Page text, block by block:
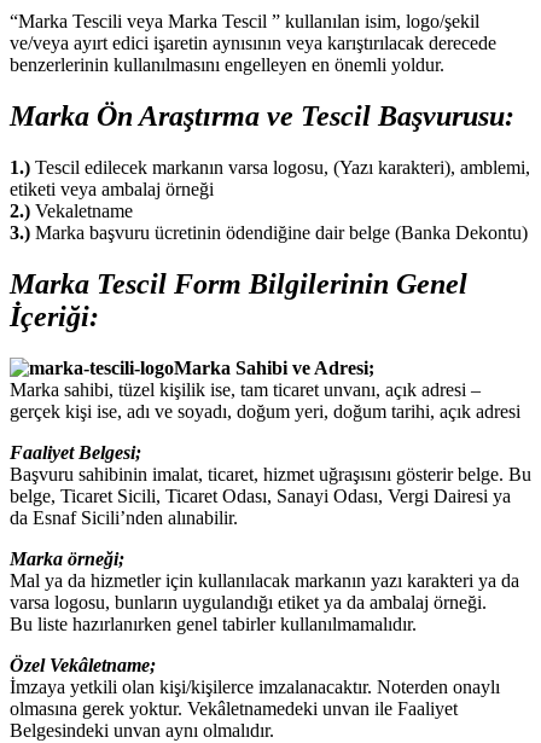
“Marka Tescili veya Marka Tescil ” kullanılan isim, logo/şekil
ve/veya ayırt edici işaretin aynısının veya karıştırılacak derecede
benzerlerinin kullanılmasını engelleyen en önemli yoldur.
Marka Ön Araştırma ve Tescil Başvurusu:
1.) Tescil edilecek markanın varsa logosu, (Yazı karakteri), amblemi,
etiketi veya ambalaj örneği
2.) Vekaletname
3.) Marka başvuru ücretinin ödendiğine dair belge (Banka Dekontu)
Marka Tescil Form Bilgilerinin Genel
İçeriği:
Marka Sahibi ve Adresi;
Marka sahibi, tüzel kişilik ise, tam ticaret unvanı, açık adresi –
gerçek kişi ise, adı ve soyadı, doğum yeri, doğum tarihi, açık adresi
Faaliyet Belgesi;
Başvuru sahibinin imalat, ticaret, hizmet uğraşısını gösterir belge. Bu
belge, Ticaret Sicili, Ticaret Odası, Sanayi Odası, Vergi Dairesi ya
da Esnaf Sicili’nden alınabilir.
Marka örneği;
Mal ya da hizmetler için kullanılacak markanın yazı karakteri ya da
varsa logosu, bunların uygulandığı etiket ya da ambalaj örneği.
Bu liste hazırlanırken genel tabirler kullanılmamalıdır.
Özel Vekâletname;
İmzaya yetkili olan kişi/kişilerce imzalanacaktır. Noterden onaylı
olmasına gerek yoktur. Vekâletnamedeki unvan ile Faaliyet
Belgesindeki unvan aynı olmalıdır.